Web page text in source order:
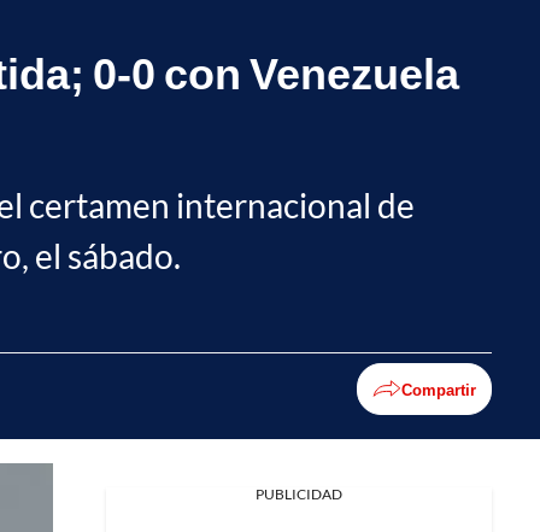
0-0 con Venezuela
certamen internacional de
el sábado.
Compartir
PUBLICIDAD